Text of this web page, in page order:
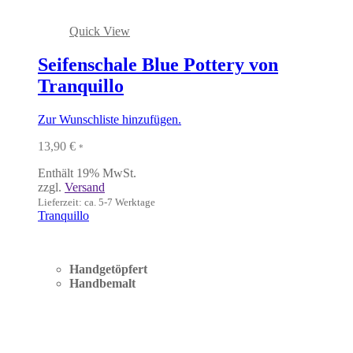
Quick View
Seifenschale Blue Pottery von
Tranquillo
Zur Wunschliste hinzufügen.
13,90 € *
Enthält 19% MwSt.
zzgl. Versand
Lieferzeit: ca. 5-7 Werktage
Tranquillo
Handgetöpfert
Handbemalt